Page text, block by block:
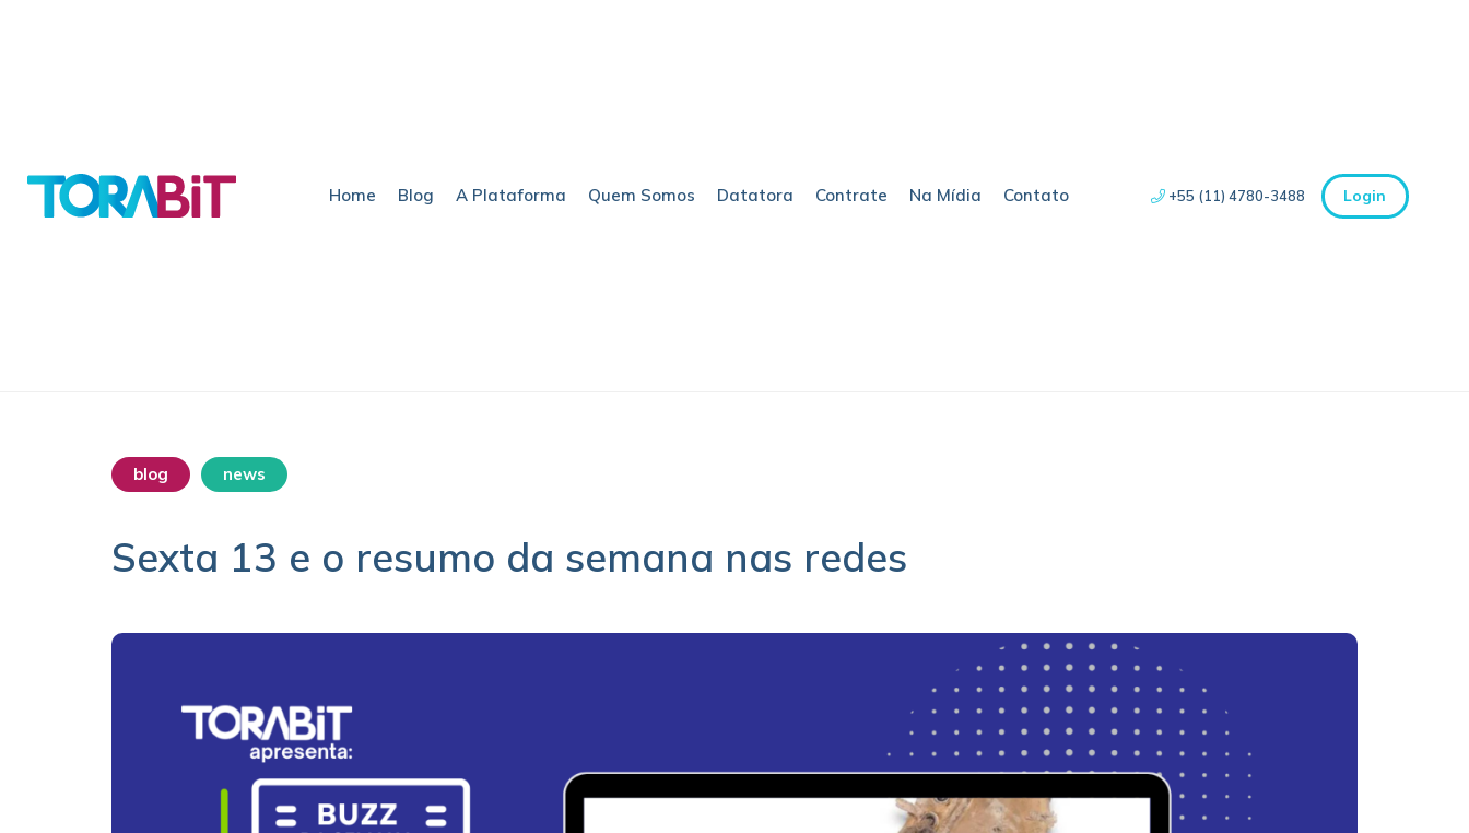
Home Blog A Plataforma Quem Somos Datatora Contrate Na Mídia Contato +55 (11) 4780-3488 Login
blog news
Sexta 13 e o resumo da semana nas redes